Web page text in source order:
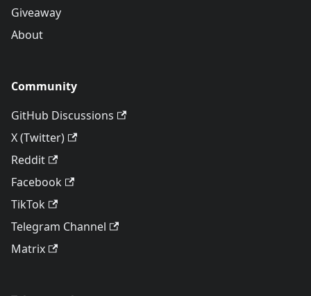
Giveaway
About
Community
GitHub Discussions
X (Twitter)
Reddit
Facebook
TikTok
Telegram Channel
Matrix